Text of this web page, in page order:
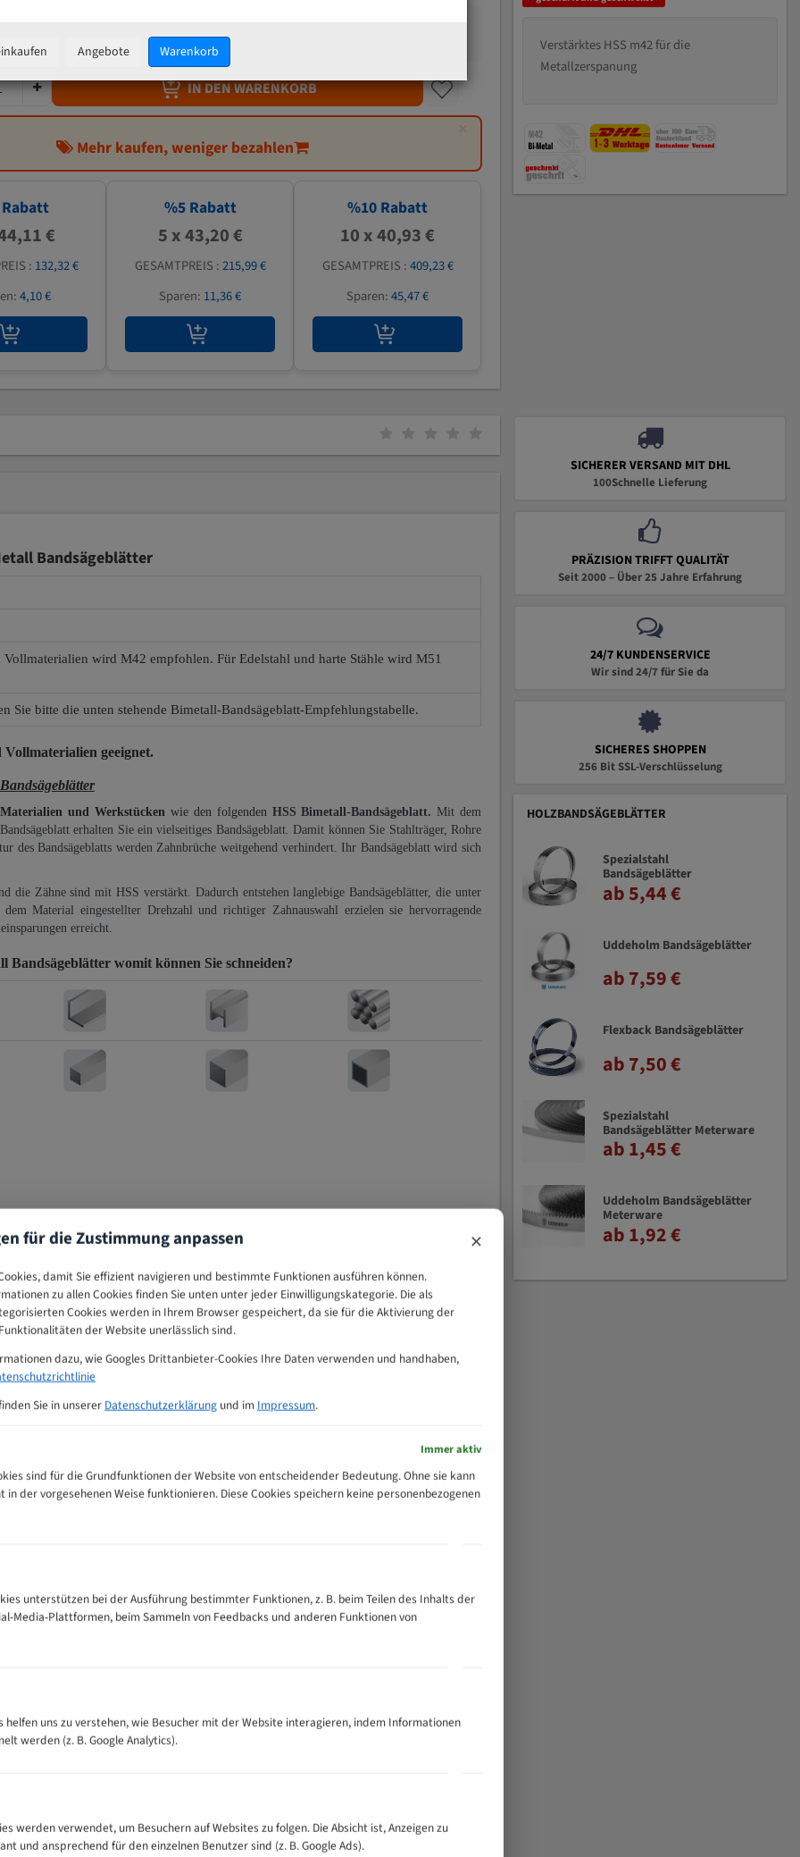
45,47 €
zzgl.Versandkosten
IN DEN WARENKORB
×
Mehr kaufen, weniger bezahlen
€
: 132,32 €
4,10 €
%5Rabatt
5 x 43,20 €
GESAMTPREIS :215,99 €
Sparen: 11,36 €
%10 Rabatt
10 x 40,93 €
GESAMTPREIS :409,23 €
Sparen:45,47 €
Verstärktes HSS m42 für die
Metallzerspanung
Bandsägeblätter
wird M42 empfohlen. Für Edelstahl und harte Stähle wird M51
Sie bitte die unten stehende Bimetall-Bandsägeblatt-Empfehlungstabelle.
geeignet.
und Werkstücken wie den folgenden HSS Bimetall-Bandsägeblatt. Mit dem
erhalten Sie ein vielseitiges Bandsägeblatt. Damit können Sie Stahlträger, Rohre
des Bandsägeblatts werden Zahnbrüche weitgehend verhindert. Ihr Bandsägeblatt wird sich
die Zähne sind mit HSS verstärkt. Dadurch entstehen langlebige Bandsägeblätter, die unter
Material eingestellter Drehzahl und richtiger Zahnauswahl erzielen sie hervorragende
erreicht.
Bandsägeblätter womit können Sie schneiden?
Zahnempfehlungs-Tabelle
300
500
4/6
4/6
M (mm)
Zähne pro
Zoll (ZpZ))
35 - 70
5/8
SICHERER VERSAND MIT DHL
100Schnelle Lieferung
PRÄZISION TRIFFT QUALITÄT
Seit 2000 – Über 25 Jahre Erfahrung
24/7 KUNDENSERVICE
Wir sind 24/7 für Sie da
SICHERES SHOPPEN
256 Bit SSL-Verschlüsselung
HOLZBANDSÄGEBLÄTTER
Spezialstahl
Bandsägeblätter
ab 5,44 €
Uddeholm Bandsägeblätter
ab 7,59 €
Flexback Bandsägeblätter
ab 7,50 €
Spezialstahl
Bandsägeblätter Meterware
ab 1,45 €
Uddeholm Bandsägeblätter
Meterware
ab 1,92 €
Angebote Warenkorb
für die Zustimmung anpassen ×
damit Sie effizient navigieren und bestimmte Funktionen ausführen können.
zu allen Cookies finden Sie unten unter jeder Einwilligungskategorie. Die als
Cookies werden in Ihrem Browser gespeichert, da sie für die Aktivierung der
der Website unerlässlich sind.
dazu, wie Googles Drittanbieter-Cookies Ihre Daten verwenden und handhaben,
Sie in unserer Datenschutzerklärung und im Impressum.
Immer aktiv
sind für die Grundfunktionen der Website von entscheidender Bedeutung. Ohne sie kann
in der vorgesehenen Weise funktionieren. Diese Cookies speichern keine personenbezogenen
unterstützen bei der Ausführung bestimmter Funktionen, z. B. beim Teilen des Inhalts der
Media-Plattformen, beim Sammeln von Feedbacks und anderen Funktionen von
helfen uns zu verstehen, wie Besucher mit der Website interagieren, indem Informationen
werden (z. B. Google Analytics).
werden verwendet, um Besuchern auf Websites zu folgen. Die Absicht ist, Anzeigen zu
und ansprechend für den einzelnen Benutzer sind (z. B. Google Ads).